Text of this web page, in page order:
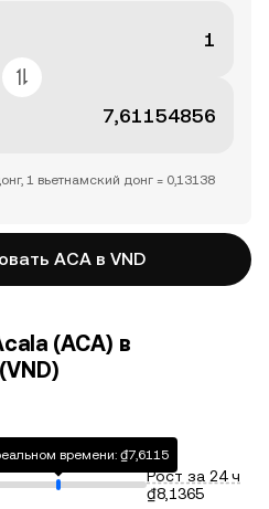
1 вьетнамский донг = 0,13138
ACA в VND
(ACA) в
времени: ₫7,6115
Рост за 24 ч
₫8,1365